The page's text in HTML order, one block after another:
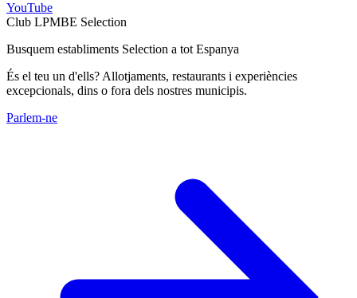
YouTube
Club LPMBE Selection
Busquem establiments Selection a tot Espanya
És el teu un d'ells? Allotjaments, restaurants i experiències
excepcionals, dins o fora dels nostres municipis.
Parlem-ne